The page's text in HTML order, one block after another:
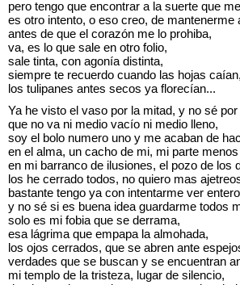
pero tengo que encontrar a la suerte que
es otro intento, o eso creo, de mantenerme
antes de que el corazón me lo prohiba,
va, es lo que sale en otro folio,
sale tinta, con agonía distinta,
siempre te recuerdo cuando las hojas caían,
los tulipanes antes secos ya florecían...
Ya he visto el vaso por la mitad, y no sé
que no va ni medio vacío ni medio lleno,
soy el bolo numero uno y me acaban de
en el alma, un cacho de mi, mi parte
en mi barranco de ilusiones, el pozo de los
los he cerrado todos, no quiero mas
bastante tengo ya con intentarme ver
y no sé si es buena idea guardarme todos
solo es mi fobia que se derrama,
esa lágrima que empapa la almohada,
los ojos cerrados, que se abren ante
verdades que se buscan y se encuentran
mi templo de la tristeza, lugar de silencio,